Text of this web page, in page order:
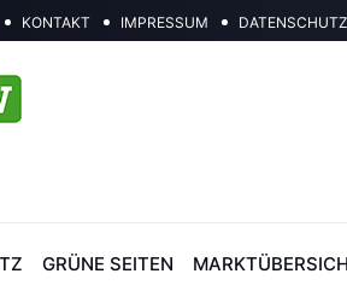
KONTAKT IMPRESSUM DATENSCHUTZ
GRÜNE SEITEN